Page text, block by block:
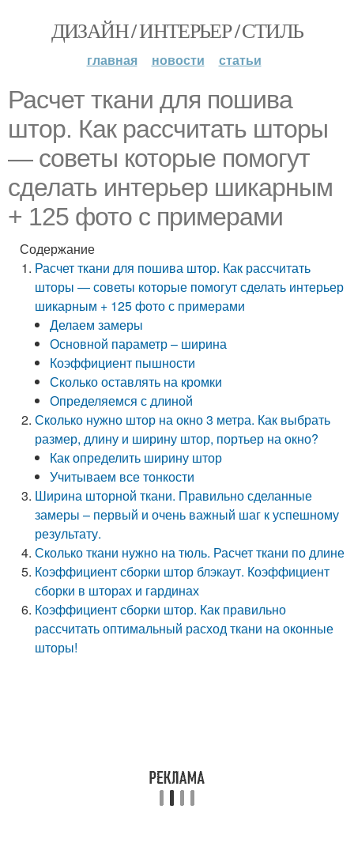
ДИЗАЙН / ИНТЕРЬЕР / СТИЛЬ
главная новости статьи
Расчет ткани для пошива
штор. Как рассчитать шторы
— советы которые помогут
сделать интерьер шикарным
+ 125 фото с примерами
Содержание
Расчет ткани для пошива штор. Как рассчитать
шторы — советы которые помогут сделать интерьер
шикарным + 125 фото с примерами
Делаем замеры
Основной параметр – ширина
Коэффициент пышности
Сколько оставлять на кромки
Определяемся с длиной
Сколько нужно штор на окно 3 метра. Как выбрать
размер, длину и ширину штор, портьер на окно?
Как определить ширину штор
Учитываем все тонкости
Ширина шторной ткани. Правильно сделанные
замеры – первый и очень важный шаг к успешному
результату.
Сколько ткани нужно на тюль. Расчет ткани по длине
Коэффициент сборки штор блэкаут. Коэффициент
сборки в шторах и гардинах
Коэффициент сборки штор. Как правильно
рассчитать оптимальный расход ткани на оконные
шторы!